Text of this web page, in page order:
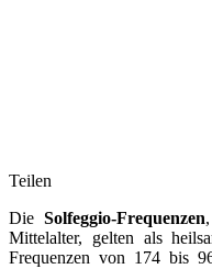
Teilen
DieSolfeggio-Frequenzen
Mittelalter, gelten als
Frequenzen von 174 bis